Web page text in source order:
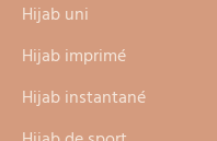
Hijab uni
Hijab imprimé
Hijab instantané